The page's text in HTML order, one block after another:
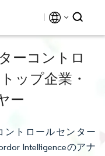
ーコントロ
ップ企業・
ー
ントロールセンター
Intelligenceのアナ